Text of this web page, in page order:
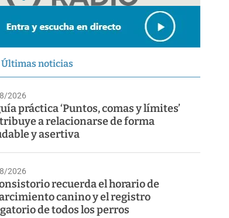
Últimas noticias
2026
práctica ‘Puntos, comas y límites’
a relacionarse de forma
y asertiva
2026
recuerda el horario de
canino y el registro
de todos los perros